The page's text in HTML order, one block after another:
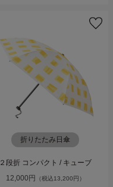
折りたたみ日傘
２段折 コンパクト / キューブ
12,000円
（税込13,200円）